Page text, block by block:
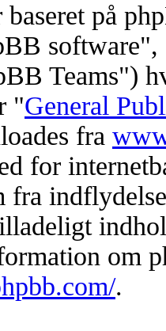
baseret på
Teams")
"General
fra
for
fra
om
.